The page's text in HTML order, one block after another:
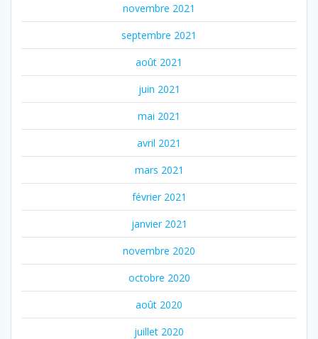
novembre 2021
septembre 2021
août 2021
juin 2021
mai 2021
avril 2021
mars 2021
février 2021
janvier 2021
novembre 2020
octobre 2020
août 2020
juillet 2020